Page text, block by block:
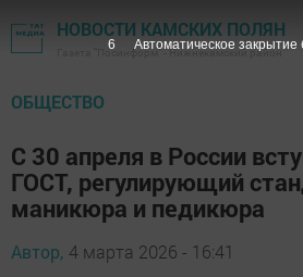
НОВОСТИ КАМСКИХ ПОЛЯН
Газета "Посинформ" - Нижнекамский район
ОБЩЕСТВО
С 30 апреля в России
ГОСТ, регулирующий
маникюра и педикюра
Автор, 4 марта 2026 - 16:41
5 Автоматическое закрытие